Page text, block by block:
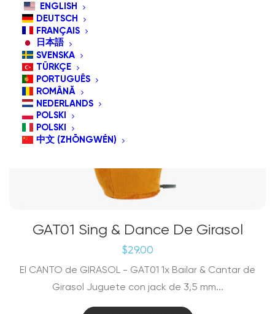
ENGLISH
DEUTSCH
FRANÇAIS
日本語
SVENSKA
TÜRKÇE
PORTUGUÊS
ROMÂNĂ
NEDERLANDS
POLSKI
POLSKI
中文 (ZHŌNGWÉN)
GAT01 Sing & Dance De Girasol
$29.00
El CANTO de GIRASOL - GAT01 1x Bailar & Cantar de
Girasol Juguete con jack de 3,5 mm...